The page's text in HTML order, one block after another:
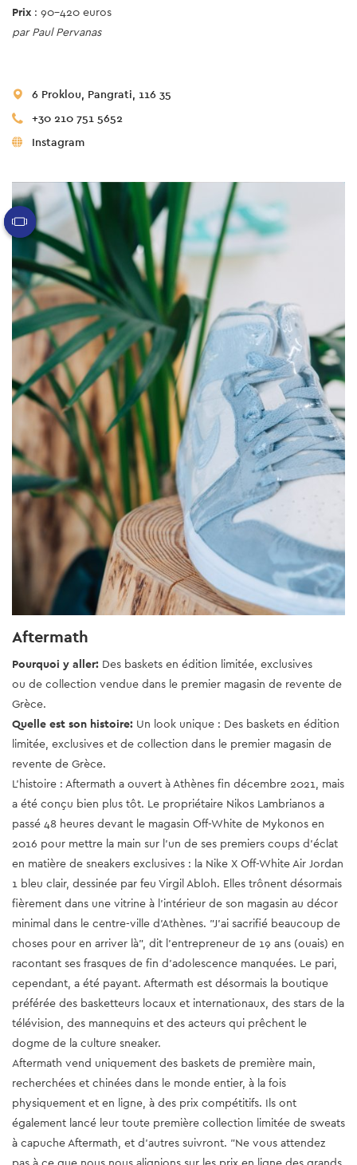
Prix : 90-420 euros
par Paul Pervanas
6 Proklou, Pangrati, 116 35
+30 210 751 5652
Instagram
Aftermath
Pourquoi y aller: Des baskets en édition limitée, exclusives
ou de collection vendue dans le premier magasin de revente de
Grèce.
Quelle est son histoire: Un look unique : Des baskets en édition
limitée, exclusives et de collection dans le premier magasin de
revente de Grèce.
L'histoire : Aftermath a ouvert à Athènes fin décembre 2021, mais
a été conçu bien plus tôt. Le propriétaire Nikos Lambrianos a
passé 48 heures devant le magasin Off-White de Mykonos en
2016 pour mettre la main sur l'un de ses premiers coups d'éclat
en matière de sneakers exclusives : la Nike X Off-White Air Jordan
1 bleu clair, dessinée par feu Virgil Abloh. Elles trônent désormais
fièrement dans une vitrine à l'intérieur de son magasin au décor
minimal dans le centre-ville d'Athènes. "J'ai sacrifié beaucoup de
choses pour en arriver là", dit l'entrepreneur de 19 ans (ouais) en
racontant ses frasques de fin d'adolescence manquées. Le pari,
cependant, a été payant. Aftermath est désormais la boutique
préférée des basketteurs locaux et internationaux, des stars de la
télévision, des mannequins et des acteurs qui prêchent le
dogme de la culture sneaker.
Aftermath vend uniquement des baskets de première main,
recherchées et chinées dans le monde entier, à la fois
physiquement et en ligne, à des prix compétitifs. Ils ont
également lancé leur toute première collection limitée de sweats
à capuche Aftermath, et d'autres suivront. "Ne vous attendez